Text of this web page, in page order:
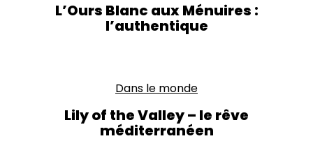
L’Ours Blanc aux Ménuires :
l’authentique
Dans le monde
Lily of the Valley – le rêve
méditerranéen